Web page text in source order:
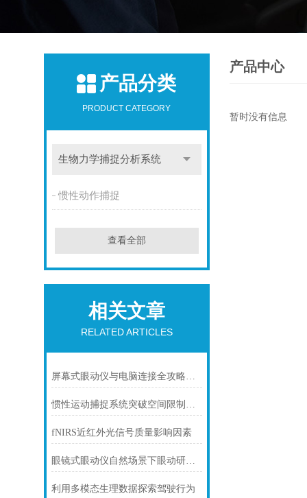
产品分类
PRODUCT CATEGORY
生物力学捕捉分析系统
惯性动作捕捉
查看全部
相关文章
RELATED ARTICLES
屏幕式眼动仪与电脑连接全攻略：从硬件对接到达人操作
惯性运动捕捉系统突破空间限制的精准动作追踪技术
fNIRS近红外光信号质量影响因素
眼镜式眼动仪自然场景下眼动研究的革新工具
利用多模态生理数据探索驾驶行为
产品中心
暂时没有信息